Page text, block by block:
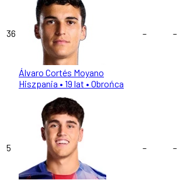
36
Álvaro Cortés Moyano
Hiszpania • 19 lat • Obrońca
– –
5 – –